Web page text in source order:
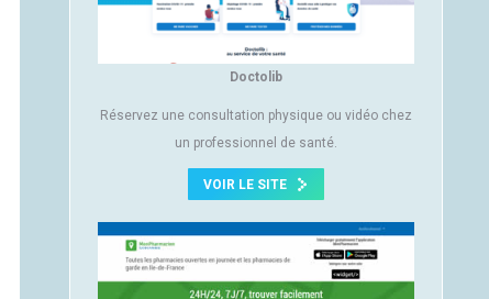
Doctolib
Réservez une consultation physique ou vidéo chez
un professionnel de santé.
VOIR LE SITE